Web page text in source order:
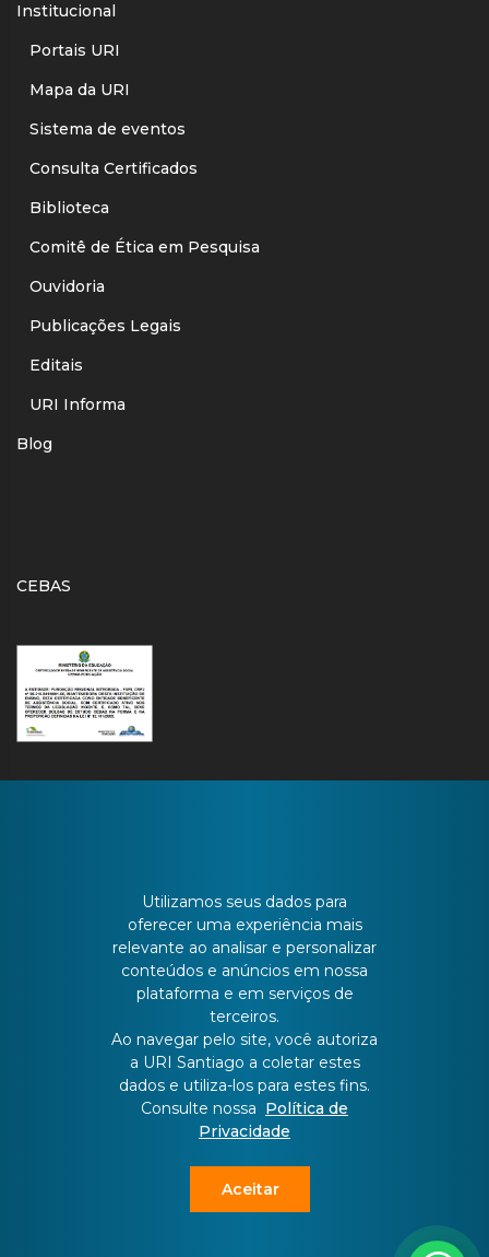
Institucional
Portais URI
Mapa da URI
Sistema de eventos
Consulta Certificados
Biblioteca
Comitê de Ética em Pesquisa
Ouvidoria
Publicações Legais
Editais
URI Informa
Blog
CEBAS
Batista Bonoto Sobrinho, 733
atendimento@urisantiago.br
Utilizamos seus dados para
oferecer uma experiência mais
relevante ao analisar e personalizar
conteúdos e anúncios em nossa
plataforma e em serviços de
terceiros.
Ao navegar pelo site, você autoriza
a URI Santiago a coletar estes
dados e utiliza-los para estes fins.
Consulte nossa Política de
Privacidade
Aceitar